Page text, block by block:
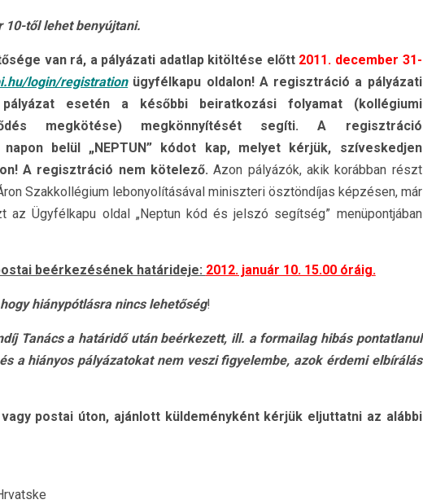
10-től lehet benyújtani.
van rá, a pályázati adatlap kitöltése előtt 2011. december 31-
login/registrationügyfélkapu oldalon! A regisztráció a pályázati
esetén a későbbi beiratkozási folyamat (kollégiumi
megkötése) megkönnyítését segíti. A regisztráció
belül „NEPTUN” kódot kap, melyet kérjük, szíveskedjen
A regisztráció nem kötelező.Azon pályázók, akik korábban részt
Szakkollégium lebonyolításával miniszteri ösztöndíjas képzésen, már
az Ügyfélkapu oldal „Neptun kód és jelszó segítség” menüpontjában
beérkezésének határideje: 2012. január 10. 15.00 óráig.
hiánypótlásra nincs lehetőség!
Tanács a határidő után beérkezett, ill. a formailag hibás pontatlanul
a hiányos pályázatokat nem veszi figyelembe, azok érdemi elbírálás
postai úton, ajánlott küldeményként kérjük eljuttatni az alábbi